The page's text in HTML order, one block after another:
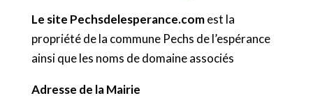
Le site Pechsdelesperance.comest la
propriété de la commune Pechs de l’espérance
ainsi que les noms de domaine associés
Adresse de la Mairie